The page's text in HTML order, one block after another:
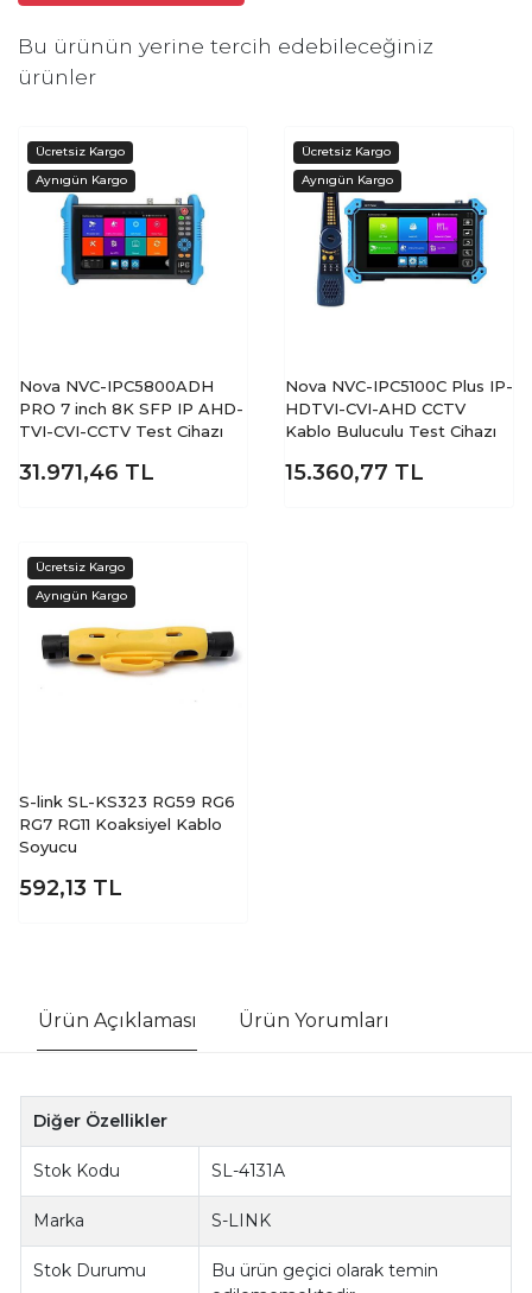
Bu ürünün yerine tercih edebileceğiniz
ürünler
Nova NVC-IPC5800ADH
PRO 7 inch 8K SFP IP AHD-
TVI-CVI-CCTV Test Cihazı
31.971,46 TL
Nova NVC-IPC5100C Plus IP-
HDTVI-CVI-AHD CCTV
Kablo Buluculu Test Cihazı
15.360,77 TL
S-link SL-KS323 RG59 RG6
RG7 RG11 Koaksiyel Kablo
Soyucu
592,13 TL
Ürün Açıklaması Ürün Yorumları
Diğer Özellikler
Stok Kodu SL-4131A
Marka S-LINK
Stok Durumu
Bu ürün geçici olarak temin